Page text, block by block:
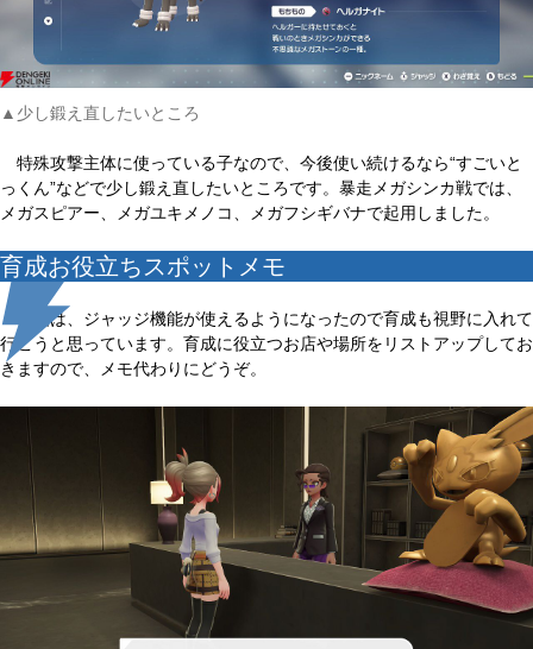
▲少し鍛え直したいところ
特殊攻撃主体に使っている子なので、今後使い続けるなら“すごいと
っくん”などで少し鍛え直したいところです。暴走メガシンカ戦では、
メガスピアー、メガユキメノコ、メガフシギバナで起用しました。
育成お役立ちスポットメモ
今後は、ジャッジ機能が使えるようになったので育成も視野に入れて
行こうと思っています。育成に役立つお店や場所をリストアップしてお
きますので、メモ代わりにどうぞ。